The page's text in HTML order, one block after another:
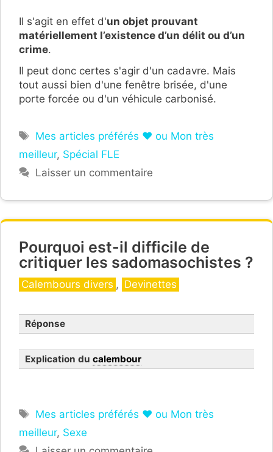
Il s'agit en effet d'un objet prouvant
matériellement l’existence d’un délit ou d’un
crime.
Il peut donc certes s'agir d'un cadavre. Mais
tout aussi bien d'une fenêtre brisée, d'une
porte forcée ou d'un véhicule carbonisé.
Étiquettes
Mes articles préférés ❤ ou Mon très
meilleur, Spécial FLE
Laisser un commentaire
Pourquoi est-il difficile de
critiquer les sadomasochistes ?
Catégories
Calembours divers , Devinettes
Réponse
Explication du calembour
ça
Étiquettes
Mes articles préférés ❤ ou Mon très
meilleur, Sexe